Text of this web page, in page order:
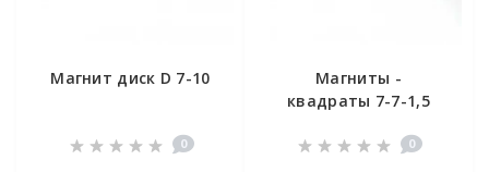
Магнит диск D 7-10
0
Магниты -
квадраты 7-7-1,5
0